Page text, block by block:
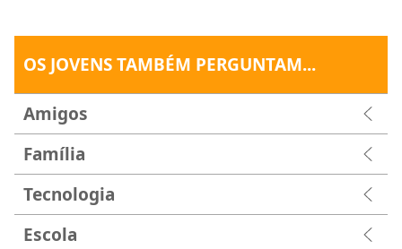
OS JOVENS TAMBÉM PERGUNTAM...
Amigos
Família
Tecnologia
Escola